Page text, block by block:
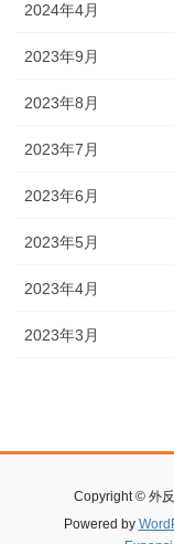
2024年4月
2023年9月
2023年8月
2023年7月
2023年6月
2023年5月
2023年4月
2023年3月
Copyright © 外
Powered by